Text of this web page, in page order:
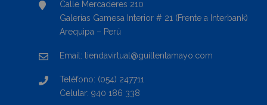
Calle Mercaderes 210
Galerías Gamesa Interior # 21 (Frente a Interbank)
Arequipa – Perú
Email: tiendavirtual@guillentamayo.com
Teléfono: (054) 247711
Celular: 940 186 338